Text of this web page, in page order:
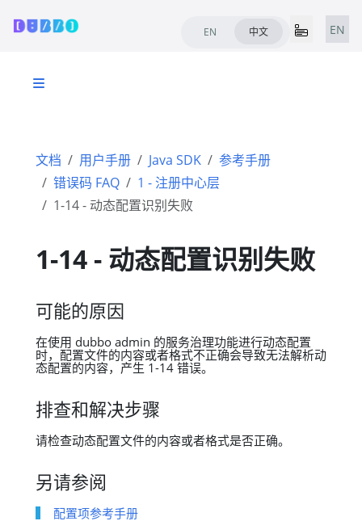
EN 中文 EN
文档 用户手册 Java SDK
参考手册
错误码 FAQ
1 - 注册中心层
1-14 - 动态配置识别失败
1-14 - 动态配置识别失败
可能的原因
在使用 dubbo admin 的服务治理功能进行动态配置
时，配置文件的内容或者格式不正确会导致无法解析动
态配置的内容，产生 1-14 错误。
排查和解决步骤
请检查动态配置文件的内容或者格式是否正确。
另请参阅
配置项参考手册